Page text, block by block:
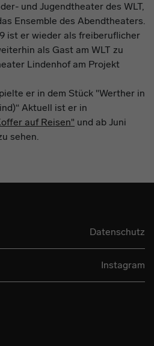
und Jugendtheater des WLT,
Ensemble des Abendtheaters.
ist er wieder als freiberuflicher
als Gast am WLT zu
Lindenhof am Projekt
er in dem Stück "Werther in
Aktuell ist er in
auf Reisen" und ab Juni
sehen.
Datenschutz
Instagram